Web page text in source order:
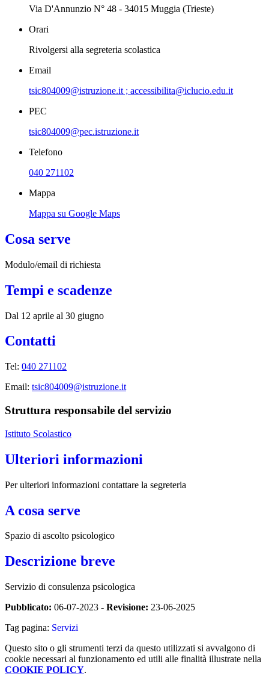
Via D'Annunzio N° 48 - 34015 Muggia (Trieste)
Orari
Rivolgersi alla segreteria scolastica
Email
tsic804009@istruzione.it ; accessibilita@iclucio.edu.it
PEC
tsic804009@pec.istruzione.it
Telefono
040 271102
Mappa
Mappa su Google Maps
Cosa serve
Modulo/email di richiesta
Tempi e scadenze
Dal 12 aprile al 30 giugno
Contatti
Tel: 040 271102
Email: tsic804009@istruzione.it
Struttura responsabile del servizio
Istituto Scolastico
Ulteriori informazioni
Per ulteriori informazioni contattare la segreteria
A cosa serve
Spazio di ascolto psicologico
Descrizione breve
Servizio di consulenza psicologica
Pubblicato: 06-07-2023 - Revisione: 23-06-2025
Tag pagina: Servizi
Questo sito o gli strumenti terzi da questo utilizzati si avvalgono di
cookie necessari al funzionamento ed utili alle finalità illustrate nella
COOKIE POLICY.